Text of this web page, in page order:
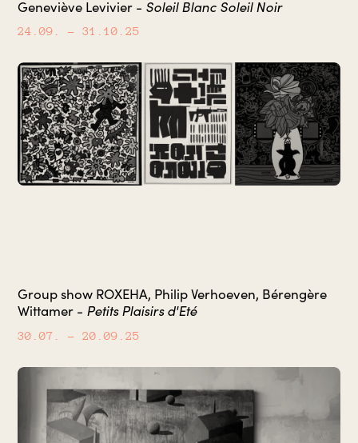
Geneviève Levivier - Soleil Blanc Soleil Noir
24.09. – 31.10.25
Group show ROXEHA, Philip Verhoeven, Bérengère
Wittamer - Petits Plaisirs d'Eté
30.07. – 20.09.25